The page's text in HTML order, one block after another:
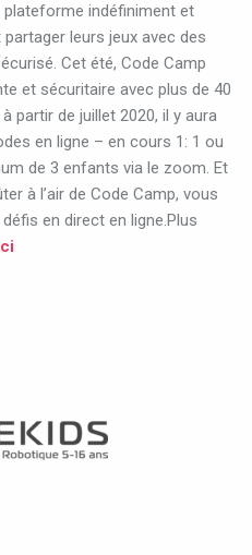
plateforme indéfiniment et
leurs jeux avec des
Cet été, Code Camp
et sécuritaire avec plus de 40
partir de juillet 2020, il y aura
en ligne – en cours 1: 1 ou
de 3 enfants via le zoom. Et
à l’air de Code Camp, vous
en direct en ligne.Plus